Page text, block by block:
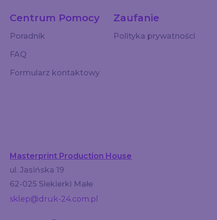
Centrum Pomocy
Poradnik
FAQ
Formularz kontaktowy
Zaufanie
Polityka prywatności
Masterprint Production House
ul. Jasińska 19
62-025 Siekierki Małe
sklep@druk-24.com.pl